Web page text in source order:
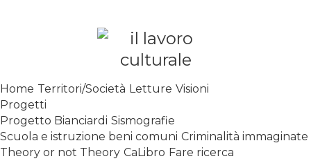
SPALANCARE LE FINESTRE DEI
CONTEMPORANEO
Home Territori/Società Letture Visioni
Progetti
Progetto Bianciardi Sismografie
Scuola e istruzione beni comuni Criminalità immaginate
Theory or not Theory CaLibro Fare ricerca